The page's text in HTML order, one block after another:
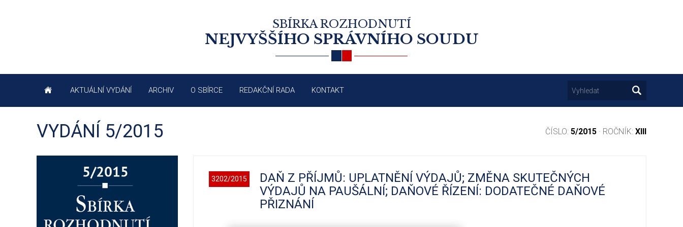
SBÍRKA ROZHODNUTÍ
NEJVYŠŠÍHO SPRÁVNÍHO SOUDU
AKTUÁLNÍ VYDÁNÍ ARCHIV O SBÍRCE REDAKČNÍ RADA KONTAKT
VYDÁNÍ 5/2015 ČÍSLO: 5/2015 · ROČNÍK: XIII
3202/2015
DAŇ Z PŘÍJMŮ: UPLATNĚNÍ VÝDAJŮ; ZMĚNA SKUTEČNÝCH
VÝDAJŮ NA PAUŠÁLNÍ; DAŇOVÉ ŘÍZENÍ: DODATEČNÉ DAŇOVÉ
PŘIZNÁNÍ